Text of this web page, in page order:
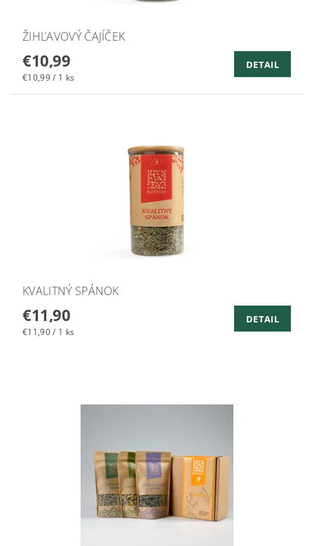
ŽIHĽAVOVÝ ČAJÍČEK
€10,99
€10,99 / 1 ks
DETAIL
KVALITNÝ SPÁNOK
€11,90
€11,90 / 1 ks
DETAIL